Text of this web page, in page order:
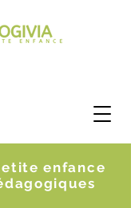
enfance